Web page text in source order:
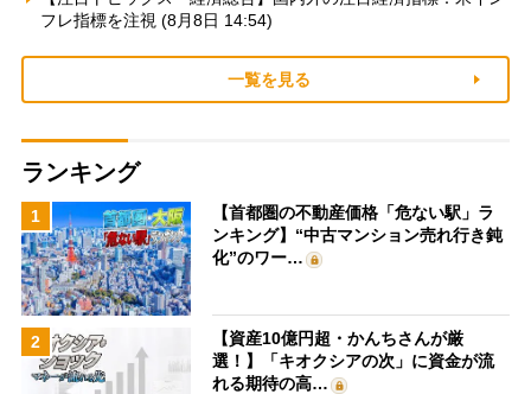
フレ指標を注視 (8月8日 14:54)
一覧を見る
ランキング
1
【首都圏の不動産価格「危ない駅」ラ
ンキング】“中古マンション売れ行き鈍
化”のワー…
2
【資産10億円超・かんちさんが厳
選！】「キオクシアの次」に資金が流
れる期待の高…